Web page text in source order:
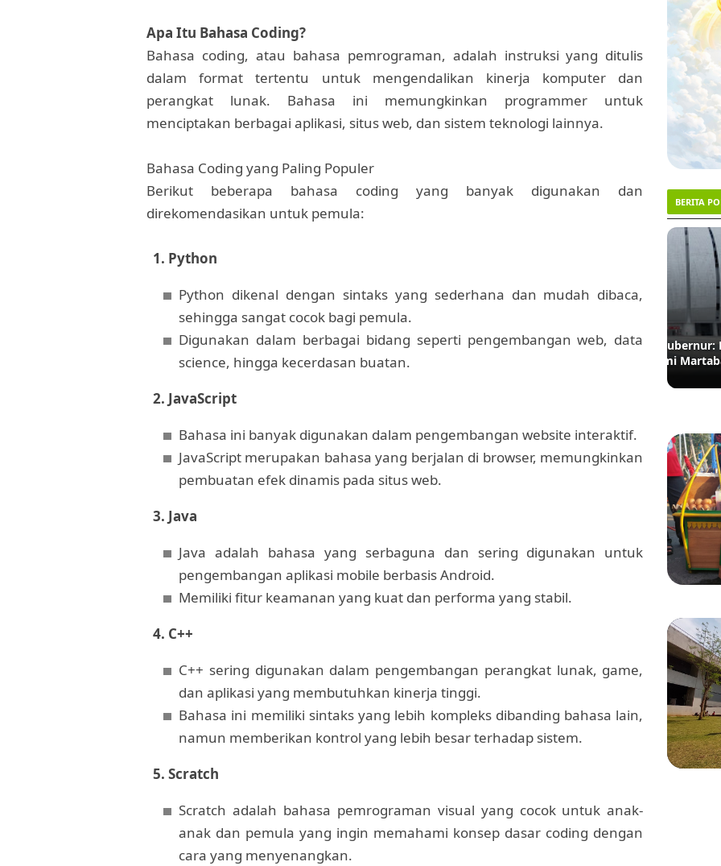
Apa Itu Bahasa Coding?
Bahasa coding, atau bahasa pemrograman, adalah instruksi yang ditulis
dalam format tertentu untuk mengendalikan kinerja komputer dan
perangkat lunak. Bahasa ini memungkinkan programmer untuk
menciptakan berbagai aplikasi, situs web, dan sistem teknologi lainnya.
Bahasa Coding yang Paling Populer
Berikut beberapa bahasa coding yang banyak digunakan dan
direkomendasikan untuk pemula:
1. Python
Python dikenal dengan sintaks yang sederhana dan mudah dibaca,
sehingga sangat cocok bagi pemula.
Digunakan dalam berbagai bidang seperti pengembangan web, data
science, hingga kecerdasan buatan.
2. JavaScript
Bahasa ini banyak digunakan dalam pengembangan website interaktif.
JavaScript merupakan bahasa yang berjalan di browser, memungkinkan
pembuatan efek dinamis pada situs web.
3. Java
Java adalah bahasa yang serbaguna dan sering digunakan untuk
pengembangan aplikasi mobile berbasis Android.
Memiliki fitur keamanan yang kuat dan performa yang stabil.
4. C++
C++ sering digunakan dalam pengembangan perangkat lunak, game,
dan aplikasi yang membutuhkan kinerja tinggi.
Bahasa ini memiliki sintaks yang lebih kompleks dibanding bahasa lain,
namun memberikan kontrol yang lebih besar terhadap sistem.
5. Scratch
Scratch adalah bahasa pemrograman visual yang cocok untuk anak-
anak dan pemula yang ingin memahami konsep dasar coding dengan
cara yang menyenangkan.
BERITA
Menanti Ketegasan Gubernur: Kapan Nama
Ironi di
Manis
Bang